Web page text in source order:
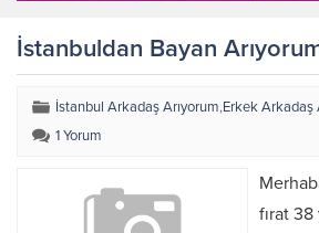
İstanbuldan Bayan
İstanbul Arkadaş Arıyorum,Erkek Arkadaş
1 Yorum
fırat